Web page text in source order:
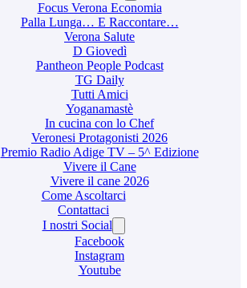
Focus Verona Economia
Palla Lunga… E Raccontare…
Verona Salute
D Giovedì
Pantheon People Podcast
TG Daily
Tutti Amici
Yoganamastè
In cucina con lo Chef
Veronesi Protagonisti 2026
Premio Radio Adige TV – 5^ Edizione
Vivere il Cane
Vivere il cane 2026
Come Ascoltarci
Contattaci
I nostri Social
Facebook
Instagram
Youtube